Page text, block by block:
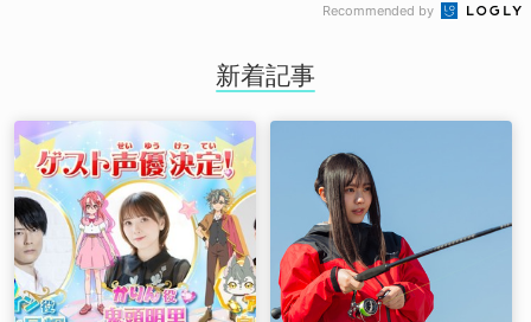
Recommended by
新着記事